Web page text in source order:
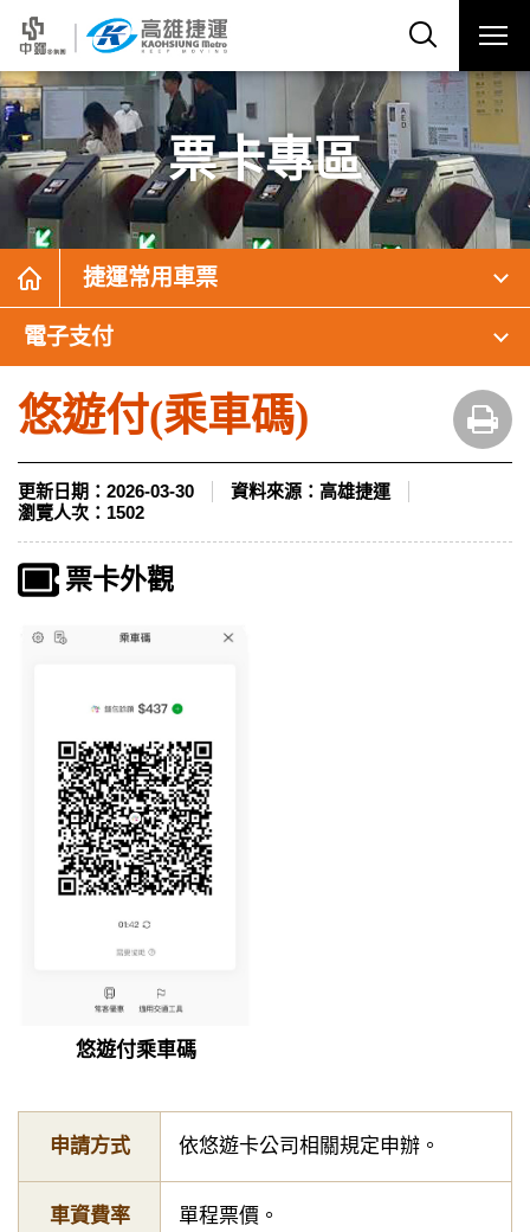
票卡專區
捷運常用車票
電子支付
悠遊付(乘車碼)
更新日期： 2026-03-30 資料來源： 高雄捷運
瀏覽人次： 1502
票卡外觀
悠遊付乘車碼
申請方式 依悠遊卡公司相關規定申辦。
車資費率 單程票價。